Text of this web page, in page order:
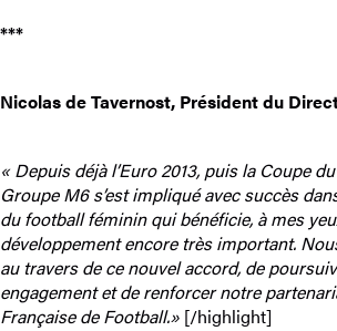
***
Nicolas de Tavernost, Président du
« Depuis déjà l’Euro 2013, puis la Coupe
Groupe M6 s’est impliqué avec succès
du football féminin qui bénéficie, à mes
développement encore très important.
au travers de ce nouvel accord, de
engagement et de renforcer notre
Française de Football.» [/highlight]